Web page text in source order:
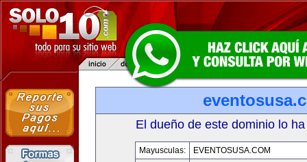
El dueño de este dominio lo
Mayusculas:
EVENTOSUSA.COM